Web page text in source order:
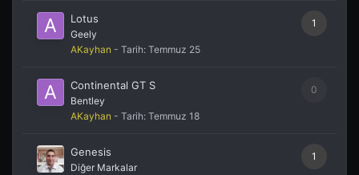
1
Lotus
Geely
AKayhan - Tarih: Temmuz 25
0
Continental GT S
Bentley
AKayhan - Tarih: Temmuz 18
1
Genesis
Diğer Markalar